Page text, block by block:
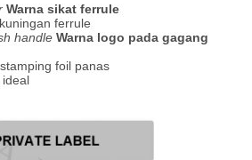
Warna sikat ferrule
ferrule
handle Warna logo pada gagang
foil panas